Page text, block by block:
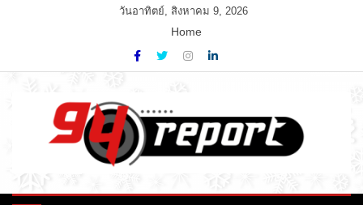
วันอาทิตย์, สิงหาคม 9, 2026
Home
94 Report.com
Variety News